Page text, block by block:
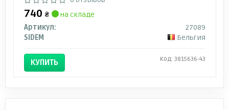
740 ₴
на складе
Артикул:
27089
SIDEM
Бельгия
КУПИТЬ Код: 3815636-43